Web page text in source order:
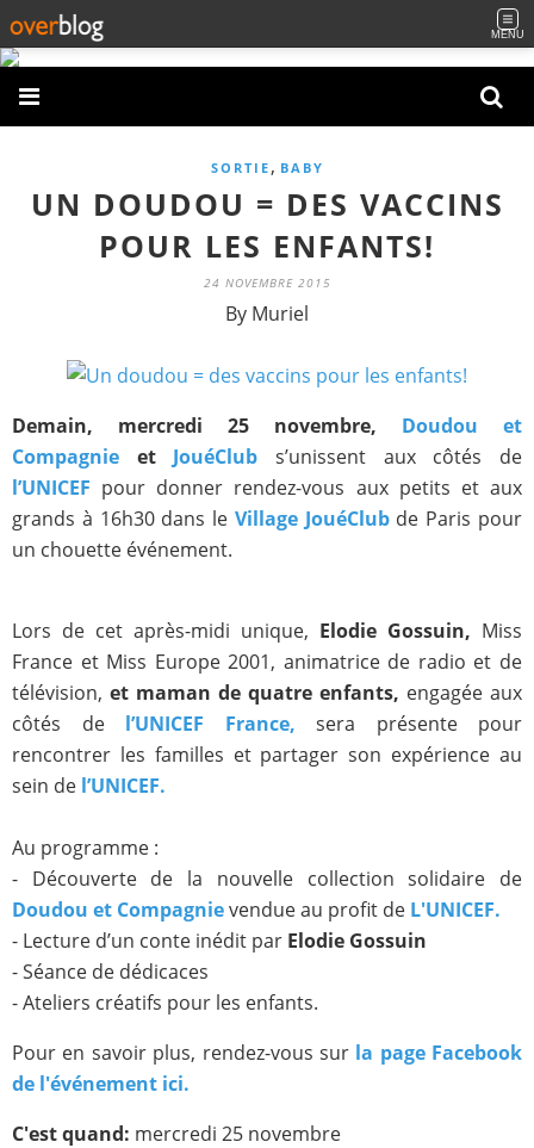
MENU
SORTIE , BABY
UN DOUDOU = DES VACCINS
POUR LES ENFANTS!
24 NOVEMBRE 2015
By Muriel
Demain, mercredi 25 novembre, Doudou et
Compagnie et JouéClub
s’unissent aux côtés de
l’UNICEF pour donner rendez-vous aux petits et aux
grands à 16h30 dans le Village JouéClubde Paris pour
un chouette événement.
Lors de cet après-midi unique, Elodie Gossuin, Miss
France et Miss Europe 2001, animatrice de radio et de
télévision, et maman de quatre enfants, engagée aux
côtés de l’UNICEF France, sera présente pour
rencontrer les familles et partager son expérience au
sein de l’UNICEF.
Au programme :
- Découverte de la nouvelle collection solidaire de
Doudou et Compagnievendue au profit de L'UNICEF.
- Lecture d’un conte inédit par Elodie Gossuin
- Séance de dédicaces
- Ateliers créatifs pour les enfants.
Pour en savoir plus, rendez-vous sur la page Facebook
de l'événement ici.
C'est quand: mercredi 25 novembre